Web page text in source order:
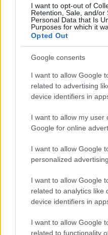
I want to opt-out of
Retention, Sale, and/or
Personal Data that Is
Purposes for which it
Opted Out
Google consents
I want to allow Google
related to advertising
device identifiers in
I want to allow my user
Google for online
I want to allow Google
personalized advertising.
I want to allow Google
related to analytics like
device identifiers in
I want to allow Google
related to functionality
Comunio. Por tercera vez
de 150 puntos en una
defensa. De esos 150
últimas cinco apariciones,
Cabrera es el jugador de
con un total de 191 en los
contundencia y poderío
2. Jules Koundé
El defensa francés no está
temporada pasada, pero
sus puntuaciones en
encuentros ha marcado un
puntos.
Estas actuaciones han